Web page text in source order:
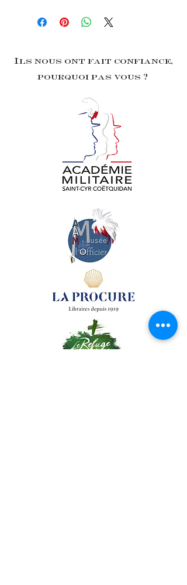
platique pour garantir l'état parfait de
l'affiche à l'arrivée !
Ils nous ont fait confiance,
pourquoi pas vous ?